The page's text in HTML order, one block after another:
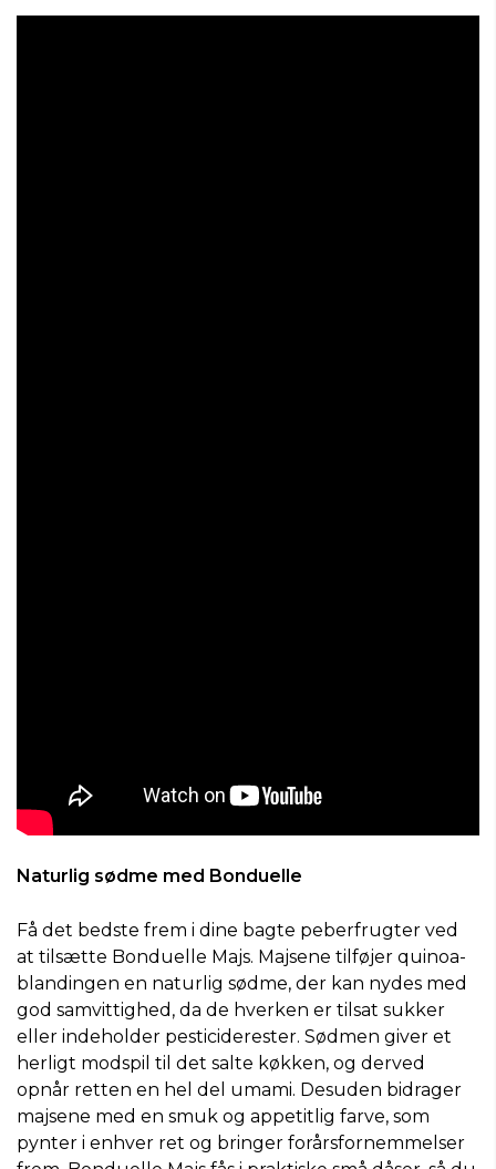
Naturlig sødme med Bonduelle
Få det bedste frem i dine bagte peberfrugter ved
at tilsætte Bonduelle Majs. Majsene tilføjer quinoa-
blandingen en naturlig sødme, der kan nydes med
god samvittighed, da de hverken er tilsat sukker
eller indeholder pesticiderester. Sødmen giver et
herligt modspil til det salte køkken, og derved
opnår retten en hel del umami. Desuden bidrager
majsene med en smuk og appetitlig farve, som
pynter i enhver ret og bringer forårsfornemmelser